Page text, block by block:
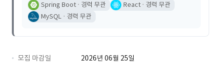
Spring Boot
경력 무관 React
경력 무관
MySQL
경력 무관
모집 마감일
2026년 06월 25일